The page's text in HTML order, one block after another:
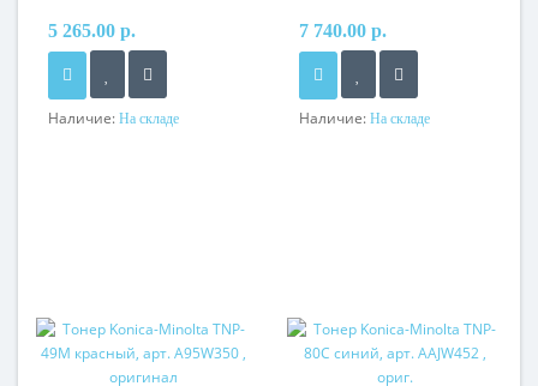
5 265.00 р.
Наличие: На складе
7 740.00 р.
Наличие: На складе